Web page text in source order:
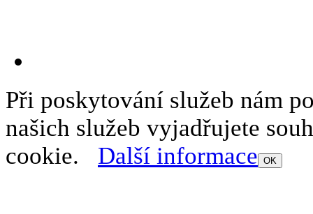
Při poskytování služeb nám
našich služeb vyjadřujete
cookie. Další informace